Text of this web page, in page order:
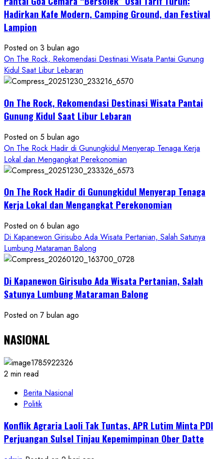
Gunungkidul
Baru,
Padukan
Keindahan
Alam
Wisata
Kekinian
Hadirkan Kafe Modern, Camping Ground, dan Festival
Lampion
Posted on 3 bulan ago
On The Rock, Rekomendasi Destinasi Wisata Pantai Gunung
Kidul Saat Libur Lebaran
On The Rock, Rekomendasi Destinasi Wisata Pantai
Gunung Kidul Saat Libur Lebaran
Posted on 5 bulan ago
On The Rock Hadir di Gunungkidul Menyerap Tenaga Kerja
Lokal dan Mengangkat Perekonomian
On The Rock Hadir di Gunungkidul Menyerap Tenaga
Kerja Lokal dan Mengangkat Perekonomian
Posted on 6 bulan ago
Di Kapanewon Girisubo Ada Wisata Pertanian, Salah Satunya
Lumbung Mataraman Balong
Di Kapanewon Girisubo Ada Wisata Pertanian, Salah
Satunya Lumbung Mataraman Balong
Posted on 7 bulan ago
NASIONAL
2 min read
Berita Nasional
Politik
Konflik Agraria Laoli Tak Tuntas, APR Lutim Minta PDI
Perjuangan Sulsel Tinjau Kepemimpinan Ober Datte